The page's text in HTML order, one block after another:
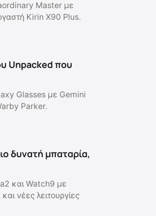
Master με
Kirin X90 Plus.
Unpacked που
Glasses με Gemini
Parker.
δυνατή μπαταρία,
και Watch9 με
νέες λειτουργίες